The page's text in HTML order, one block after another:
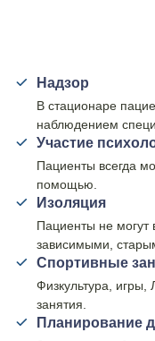
Надзор
В стационаре
наблюдением
Участие
Пациенты всегда
помощью.
Изоляция
Пациенты не могут
зависимыми,
Спортивные
Физкультура,
занятия.
Планирование